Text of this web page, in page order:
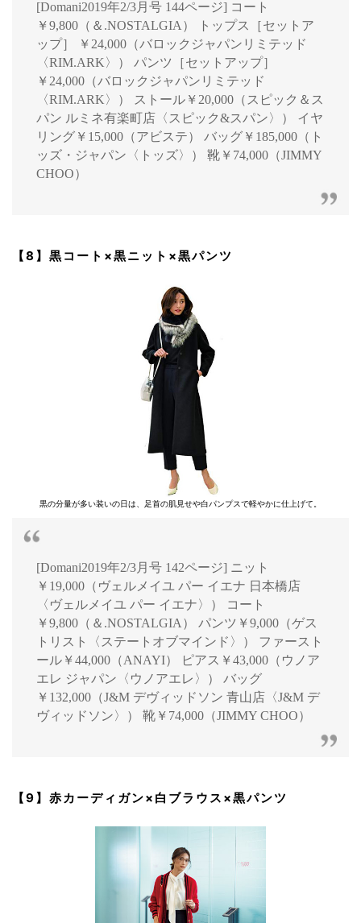
[Domani2019年2/3月号 144ページ] コート
￥9,800（＆.NOSTALGIA） トップス［セットア
ップ］ ￥24,000（バロックジャパンリミテッド
〈RIM.ARK〉） パンツ［セットアップ］
￥24,000（バロックジャパンリミテッド
〈RIM.ARK〉） ストール￥20,000（スピック＆ス
パン ルミネ有楽町店〈スピック&スパン〉） イヤ
リング￥15,000（アビステ） バッグ￥185,000（ト
ッズ・ジャパン〈トッズ〉） 靴￥74,000（JIMMY
CHOO）
【8】黒コート×黒ニット×黒パンツ
黒の分量が多い装いの日は、足首の肌見せや白パンプスで軽やかに仕上げて。
[Domani2019年2/3月号 142ページ] ニット
￥19,000（ヴェルメイユ パー イエナ 日本橋店
〈ヴェルメイユ パー イエナ〉） コート
￥9,800（＆.NOSTALGIA） パンツ￥9,000（ゲス
トリスト〈ステートオブマインド〉） ファースト
ール￥44,000（ANAYI） ピアス￥43,000（ウノア
エレ ジャパン〈ウノアエレ〉） バッグ
￥132,000（J&M デヴィッドソン 青山店〈J&M デ
ヴィッドソン〉） 靴￥74,000（JIMMY CHOO）
【9】赤カーディガン×白ブラウス×黒パンツ